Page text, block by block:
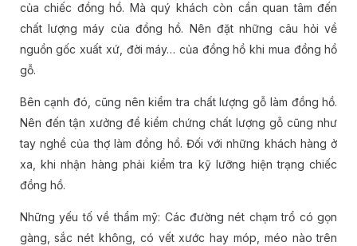
của chiếc đồng hồ. Mà quý khách còn cần quan tâm đến
chất lượng máy của đồng hồ. Nên đặt những câu hỏi về
nguồn gốc xuất xứ, đời máy… của đồng hồ khi mua đồng hồ
gỗ.
Bên cạnh đó, cũng nên kiểm tra chất lượng gỗ làm đồng hồ.
Nên đến tận xưởng để kiểm chứng chất lượng gỗ cũng như
tay nghề của thợ làm đồng hồ. Đối với những khách hàng ở
xa, khi nhận hàng phải kiểm tra kỹ lưỡng hiện trạng chiếc
đồng hồ.
Những yếu tố về thẩm mỹ: Các đường nét chạm trổ có gọn
gàng, sắc nét không, có vết xước hay móp, méo nào trên